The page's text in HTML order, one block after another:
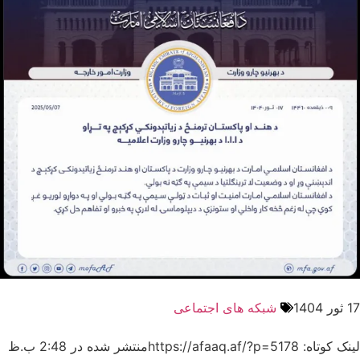
17 ثور 1404 شبکه های اجتماعی
لینک کوتاه: https://afaaq.af/?p=5178 منتشر شده در 2:48 ب.ظ